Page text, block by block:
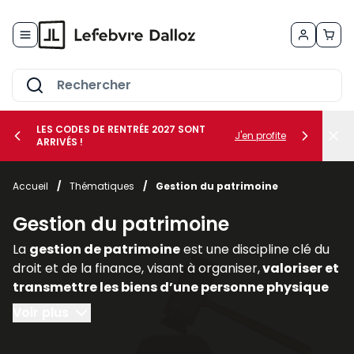
le sous-menu Vos métiers
le sous-menu Vos besoins
LES CODES DE RENTRÉE 2027 SONT
ARRIVÉS !
J'en profite
Accueil / Thématiques / Gestion du patrimoine
Gestion du patrimoine
La gestion de patrimoineest une discipline clé du
droit et de la finance, visant à organiser,valoriser et
transmettre les biens d’une personne physique
ou morale. Elle englobe des
fiscales, financières et immobilières,